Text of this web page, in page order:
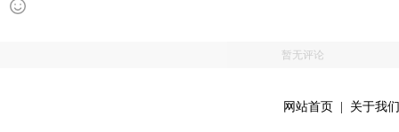
暂无评论
网站首页 关于我们